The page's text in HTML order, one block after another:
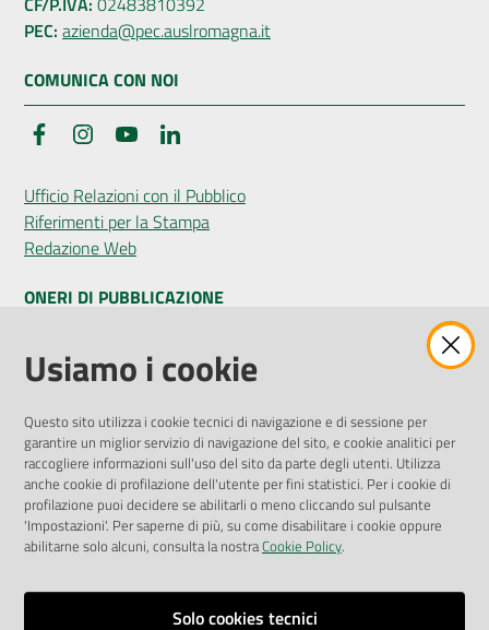
PEC: azienda@pec.auslromagna.it
COMUNICA CON NOI
FacebookInstagramYouTube
Ufficio Relazioni con il Pubblico
Riferimenti per la Stampa
Redazione Web
ONERI DI PUBBLICAZIONE
Amministrazione Trasparente
Pubblicità legale
Privacy Policy
Attuazione Misure PNRR
Liste di Attesa
ENTI, IMPRESE E PARTNER
Fatturazione Elettronica
Usiamo i cookie
Questo sito utilizza i cookie tecnici di navigazione e di sessione per
garantire un miglior servizio di navigazione del sito, e cookie analitici per
raccogliere informazioni sull'uso del sito da parte degli utenti. Utilizza
anche cookie di profilazione dell'utente per fini statistici. Per i cookie di
profilazione puoi decidere se abilitarli o meno cliccando sul pulsante
'Impostazioni'. Per saperne di più, su come disabilitare i cookie oppure
abilitarne solo alcuni, consulta la nostraCookie Policy.
Solo cookies tecnici